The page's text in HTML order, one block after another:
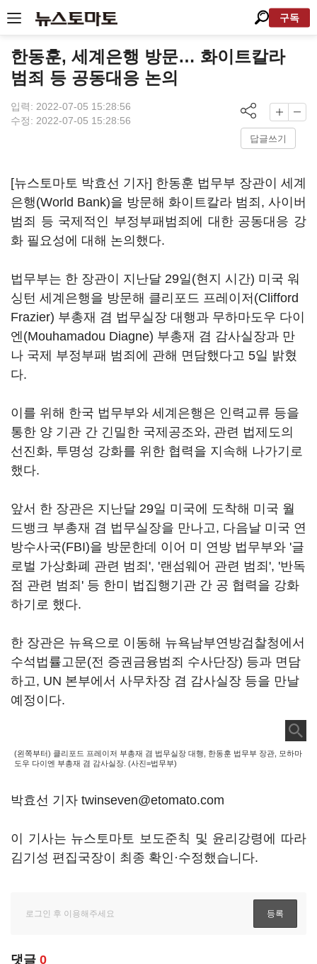
구독
한동훈, 세계은행 방문… 화이트칼라
범죄 등 공동대응 논의
입력: 2022-07-05 15:28:56
수정: 2022-07-05 15:28:56
답글쓰기
[뉴스토마토 박효선 기자] 한동훈 법무부 장관이 세계
은행(World Bank)을 방문해 화이트칼라 범죄, 사이버
범죄 등 국제적인 부정부패범죄에 대한 공동대응 강
화 필요성에 대해 논의했다.
법무부는 한 장관이 지난달 29일(현지 시간) 미국 워
싱턴 세계은행을 방문해 클리포드 프레이저(Clifford
Frazier) 부총재 겸 법무실장 대행과 무하마도우 다이
엔(Mouhamadou Diagne) 부총재 겸 감사실장과 만
나 국제 부정부패 범죄에 관해 면담했다고 5일 밝혔
다.
이를 위해 한국 법무부와 세계은행은 인력교류 등을
통한 양 기관 간 긴밀한 국제공조와, 관련 법제도의
선진화, 투명성 강화를 위한 협력을 지속해 나가기로
했다.
앞서 한 장관은 지난달 29일 미국에 도착해 미국 월
드뱅크 부총재 겸 법무실장을 만나고, 다음날 미국 연
방수사국(FBI)을 방문한데 이어 미 연방 법무부와 '글
로벌 가상화폐 관련 범죄', '랜섬웨어 관련 범죄', '반독
점 관련 범죄' 등 한미 법집행기관 간 공 협력을 강화
하기로 했다.
한 장관은 뉴욕으로 이동해 뉴욕남부연방검찰청에서
수석법률고문(전 증권금융범죄 수사단장) 등과 면담
하고, UN 본부에서 사무차장 겸 감사실장 등을 만날
예정이다.
(왼쪽부터) 클리포드 프레이저 부총재 겸 법무실장 대행, 한동훈 법무부 장관, 모하마
도우 다이엔 부총재 겸 감사실장. (사진=법무부)
박효선 기자 twinseven@etomato.com
이 기사는 뉴스토마토 보도준칙 및 윤리강령에 따라
김기성 편집국장이 최종 확인·수정했습니다.
댓글 0